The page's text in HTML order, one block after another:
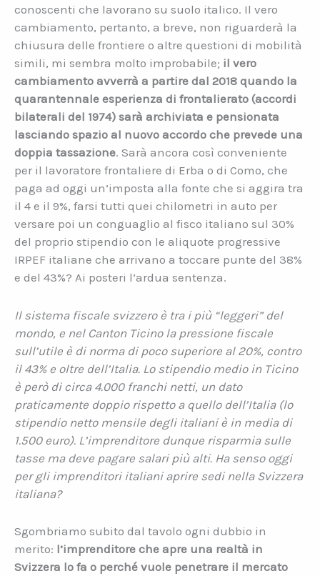
conoscenti che lavorano su suolo italico. Il vero
cambiamento, pertanto, a breve, non riguarderà la
chiusura delle frontiere o altre questioni di mobilità
simili, mi sembra molto improbabile; il vero
cambiamento avverrà a partire dal 2018 quando la
quarantennale esperienza di frontalierato (accordi
bilaterali del 1974) sarà archiviata e pensionata
lasciando spazio al nuovo accordo che prevede una
doppia tassazione. Sarà ancora così conveniente
per il lavoratore frontaliere di Erba o di Como, che
paga ad oggi un’imposta alla fonte che si aggira tra
il 4 e il 9%, farsi tutti quei chilometri in auto per
versare poi un conguaglio al fisco italiano sul 30%
del proprio stipendio con le aliquote progressive
IRPEF italiane che arrivano a toccare punte del 38%
e del 43%? Ai posteri l’ardua sentenza.
Il sistema fiscale svizzero è tra i più “leggeri” del
mondo, e nel Canton Ticino la pressione fiscale
sull’utile è di norma di poco superiore al 20%, contro
il 43% e oltre dell’Italia. Lo stipendio medio in Ticino
è però di circa 4.000 franchi netti, un dato
praticamente doppio rispetto a quello dell’Italia (lo
stipendio netto mensile degli italiani è in media di
1.500 euro). L’imprenditore dunque risparmia sulle
tasse ma deve pagare salari più alti. Ha senso oggi
per gli imprenditori italiani aprire sedi nella Svizzera
italiana?
Sgombriamo subito dal tavolo ogni dubbio in
merito: l’imprenditore che apre una realtà in
Svizzera lo fa o perché vuole penetrare il mercato